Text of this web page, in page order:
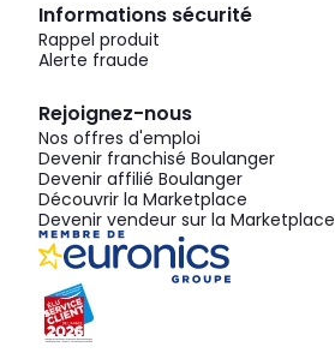
Informations sécurité
Rappel produit
Alerte fraude
Rejoignez-nous
Nos offres d'emploi
Devenir franchisé Boulanger
Devenir affilié Boulanger
Découvrir la Marketplace
Devenir vendeur sur la Marketplace